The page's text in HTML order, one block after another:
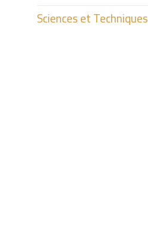
Sciences et Techniques